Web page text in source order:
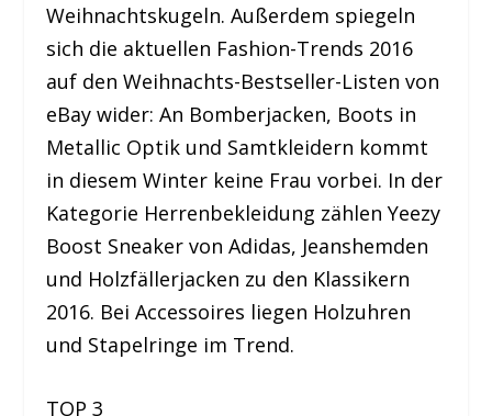
Weihnachtskugeln. Außerdem spiegeln
sich die aktuellen Fashion-Trends 2016
auf den Weihnachts-Bestseller-Listen von
eBay wider: An Bomberjacken, Boots in
Metallic Optik und Samtkleidern kommt
in diesem Winter keine Frau vorbei. In der
Kategorie Herrenbekleidung zählen Yeezy
Boost Sneaker von Adidas, Jeanshemden
und Holzfällerjacken zu den Klassikern
2016. Bei Accessoires liegen Holzuhren
und Stapelringe im Trend.
TOP 3